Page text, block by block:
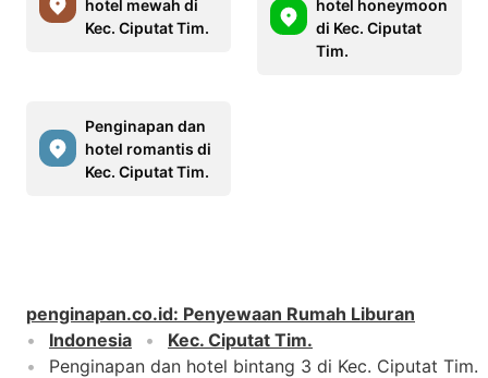
hotel mewah di
Kec. Ciputat Tim.
hotel honeymoon
di Kec. Ciputat
Tim.
Penginapan dan
hotel romantis di
Kec. Ciputat Tim.
penginapan.co.id: Penyewaan Rumah Liburan
Indonesia
Kec. Ciputat Tim.
Penginapan dan hotel bintang 3 di Kec. Ciputat Tim.